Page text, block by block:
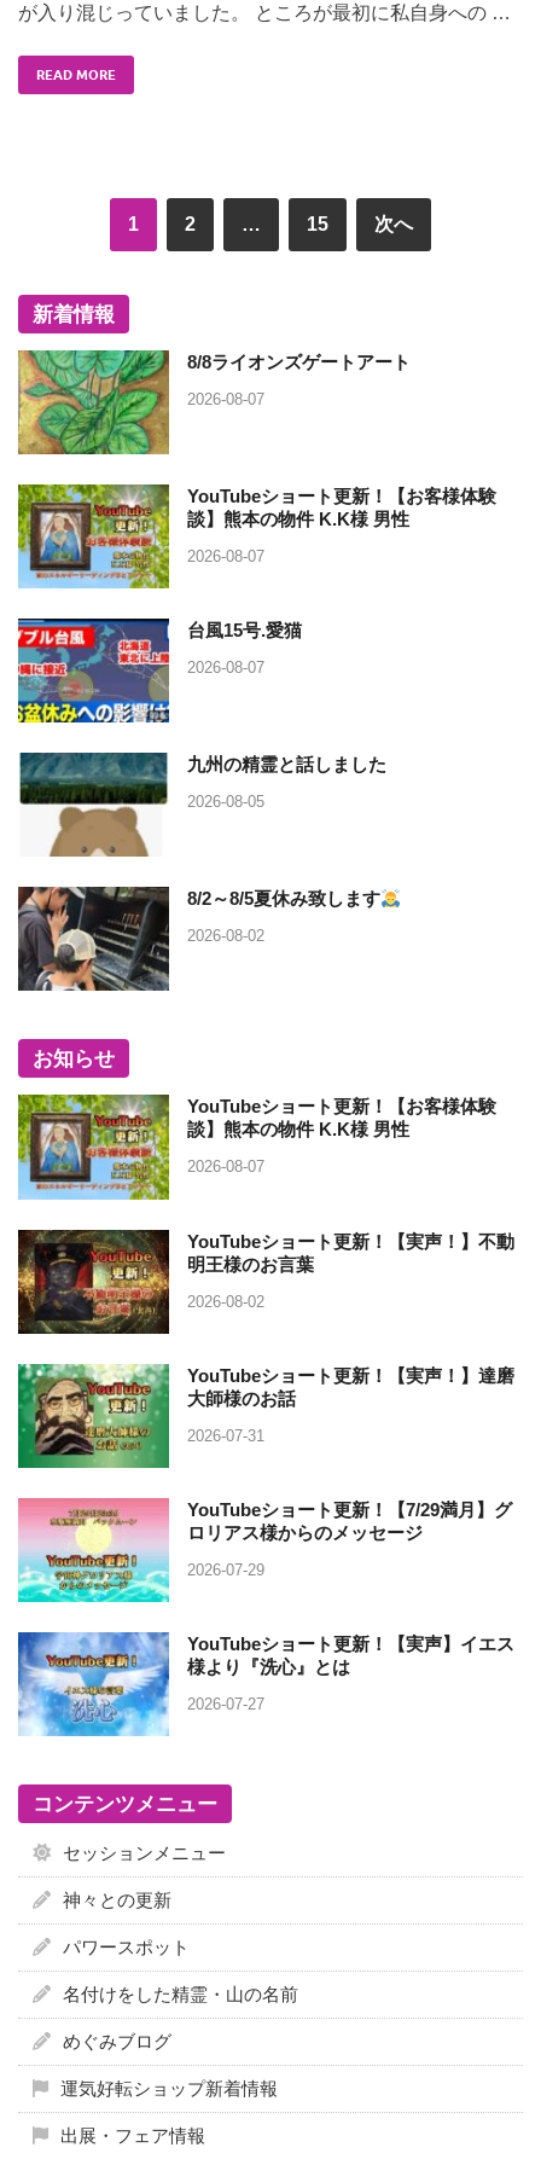
が入り混じっていました。 ところが最初に私自身への …
READ MORE
1 2 … 15 次へ
新着情報
8/8ライオンズゲートアート
2026-08-07
YouTubeショート更新！【お客様体験
談】熊本の物件 K.K様 男性
2026-08-07
台風15号.愛猫
2026-08-07
九州の精霊と話しました
2026-08-05
8/2～8/5夏休み致します
2026-08-02
お知らせ
YouTubeショート更新！【お客様体験
談】熊本の物件 K.K様 男性
2026-08-07
YouTubeショート更新！【実声！】不動
明王様のお言葉
2026-08-02
YouTubeショート更新！【実声！】達磨
大師様のお話
2026-07-31
YouTubeショート更新！【7/29満月】グ
ロリアス様からのメッセージ
2026-07-29
YouTubeショート更新！【実声】イエス
様より『洗心』とは
2026-07-27
コンテンツメニュー
セッションメニュー
神々との更新
パワースポット
名付けをした精霊・山の名前
めぐみブログ
運気好転ショップ新着情報
出展・フェア情報